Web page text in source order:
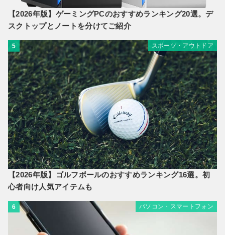
【2026年版】ゲーミングPCのおすすめランキング20選。デ
スクトップとノートを分けてご紹介
5 スポーツ・アウトドア
【2026年版】ゴルフボールのおすすめランキング16選。初
心者向け人気アイテムも
6 パソコン・スマートフォン